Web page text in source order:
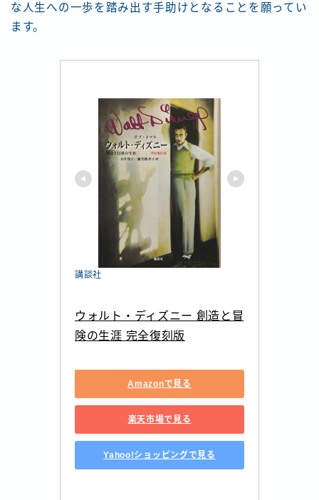
な人生への一歩を踏み出す手助けとなることを願ってい
ます。
講談社
ウォルト・ディズニー 創造と冒
険の生涯 完全復刻版
Amazonで見る
楽天市場で見る
Yahoo!ショッピングで見る